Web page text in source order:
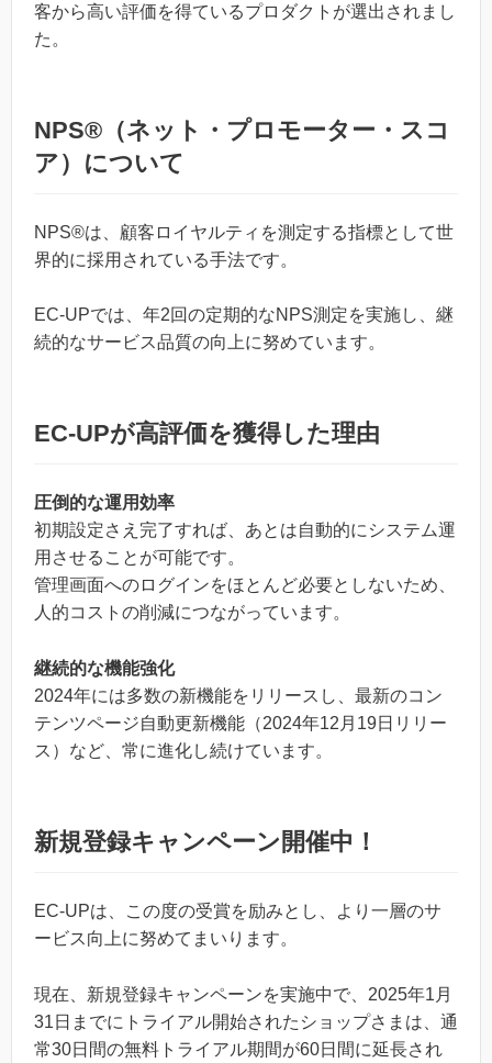
客から高い評価を得ているプロダクトが選出されまし
た。
NPS®（ネット・プロモーター・スコ
ア）について
NPS®は、顧客ロイヤルティを測定する指標として世
界的に採用されている手法です。
EC-UPでは、年2回の定期的なNPS測定を実施し、継
続的なサービス品質の向上に努めています。
EC-UPが高評価を獲得した理由
圧倒的な運用効率
初期設定さえ完了すれば、あとは自動的にシステム運
用させることが可能です。
管理画面へのログインをほとんど必要としないため、
人的コストの削減につながっています。
継続的な機能強化
2024年には多数の新機能をリリースし、最新のコン
テンツページ自動更新機能（2024年12月19日リリー
ス）など、常に進化し続けています。
新規登録キャンペーン開催中！
EC-UPは、この度の受賞を励みとし、より一層のサ
ービス向上に努めてまいります。
現在、新規登録キャンペーンを実施中で、2025年1月
31日までにトライアル開始されたショップさまは、通
常30日間の無料トライアル期間が60日間に延長され